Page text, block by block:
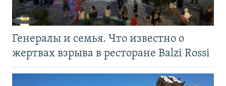
Генералы и семья. Что известно о
жертвах взрыва в ресторане Balzi Rossi